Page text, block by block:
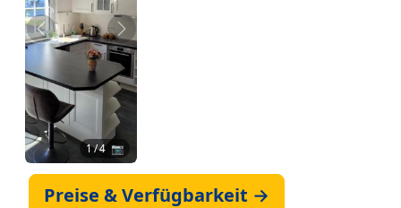
Zurück Weiter
1/ 4 📷
Preise & Verfügbarkeit →